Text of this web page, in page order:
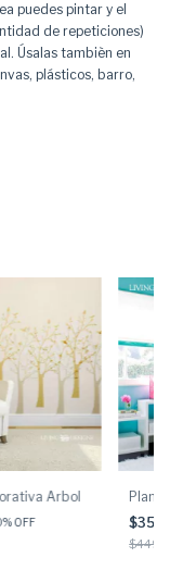
puedes pintar y el
de repeticiones)
Úsalas tambièn en
plásticos, barro,
Arbol
% OFF